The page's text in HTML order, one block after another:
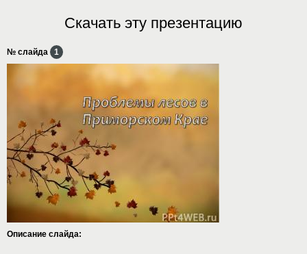
Скачать эту презентацию
№ слайда 1
Описание слайда: